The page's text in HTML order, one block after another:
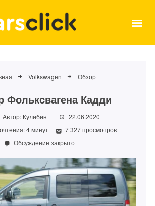
Volkswagen Обзор
Фольксвагена Кадди
Автор: Кулибин
22.06.2020
4 минут
7 327 просмотров
Обсуждение закрыто